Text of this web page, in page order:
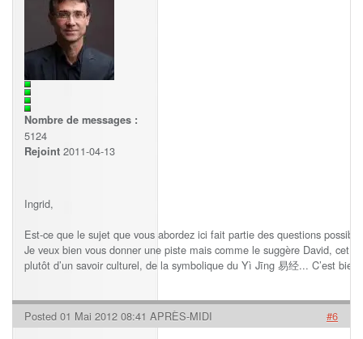
Nombre de messages :
5124
Rejoint 2011-04-13
Ingrid,
Est-ce que le sujet que vous abordez ici fait partie des questions
Je veux bien vous donner une piste mais comme le suggère David, cet
plutôt d’un savoir culturel, de la symbolique du Yì Jīng 易经... C’est
Posted 01 Mai 2012 08:41 APRÈS-MIDI #6